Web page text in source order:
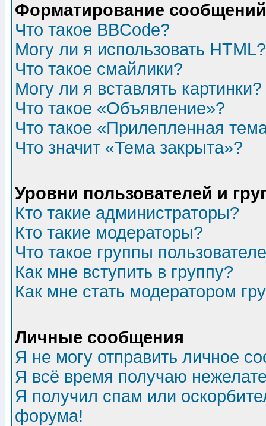
Форматирование
Что такое BBCode?
Могу ли я использовать HTML?
Что такое смайлики?
Могу ли я вставлять картинки?
Что такое «Объявление»?
Что такое «Прилепленная
Что значит «Тема закрыта»?
Уровни пользователей и
Кто такие администраторы?
Кто такие модераторы?
Что такое группы
Как мне вступить в группу?
Как мне стать модератором
Личные сообщения
Я не могу отправить личное
Я всё время получаю
Я получил спам или
форума!